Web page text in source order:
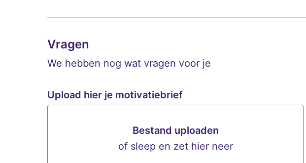
Vragen
We hebben nog wat vragen voor je
Upload hier je motivatiebrief
Bestand uploaden
of sleep en zet hier neer